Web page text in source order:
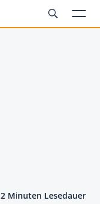
2 Minuten Lesedauer